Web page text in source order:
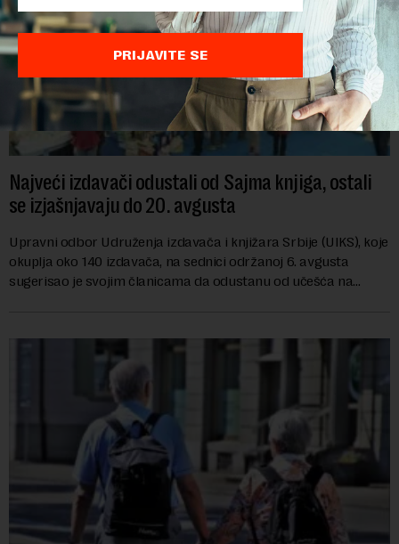
Najveći izdavači odustali od Sajma knjiga, ostali
se izjašnjavaju do 20. avgusta
Upravni odbor Udruženja izdavača i knjižara Srbije (UIKS), koje
okuplja oko 140 izdavača, na sednici održanoj 6. avgusta
sugerisao je svojim članicama da odustanu od učešća na
PRIJAVITE SE